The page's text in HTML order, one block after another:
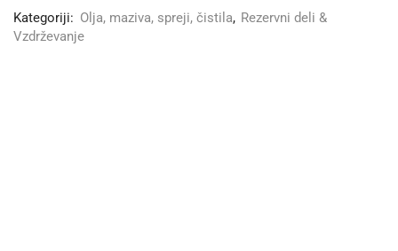
Kategoriji: Olja, maziva, spreji, čistila, Rezervni deli &
Vzdrževanje